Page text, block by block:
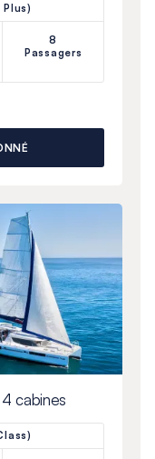
Plus)
8
Passagers
cabines